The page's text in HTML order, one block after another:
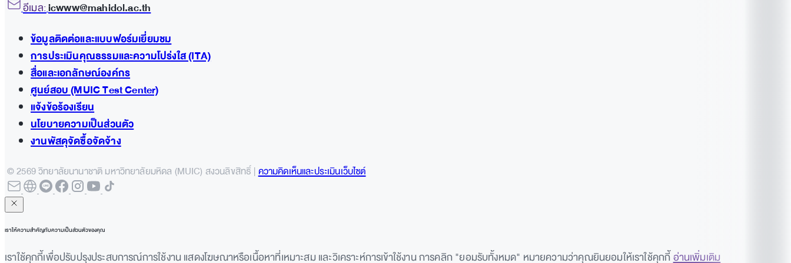
อีเมล:icwww@mahidol.ac.th
ข้อมูลติดต่อและแบบฟอร์มเยี่ยมชม
การประเมินคุณธรรมและความโปร่งใส (ITA)
สื่อและเอกลักษณ์องค์กร
ศูนย์สอบ (MUIC Test Center)
แจ้งข้อร้องเรียน
นโยบายความเป็นส่วนตัว
งานพัสดุจัดซื้อจัดจ้าง
© 2569 วิทยาลัยนานาชาติ มหาวิทยาลัยมหิดล (MUIC) สงวนลิขสิทธิ์ |ความคิดเห็นและประเมินเว็บไซต์
เราให้ความสำคัญกับความเป็นส่วนตัวของคุณ
เราใช้คุกกี้เพื่อปรับปรุงประสบการณ์การใช้งาน แสดงโฆษณาหรือเนื้อหาที่เหมาะสม และวิเคราะห์การเข้าใช้งาน การคลิก "ยอมรับทั้งหมด" หมายความว่าคุณยินยอมให้เราใช้คุกกี้อ่านเพิ่มเติม